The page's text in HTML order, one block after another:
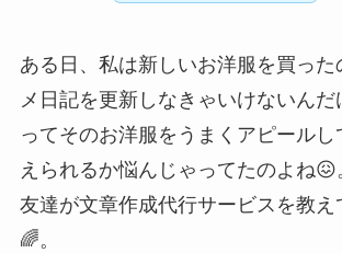
ある日、私は新しいお洋服を買った
メ日記を更新しなきゃいけないんだ
ってそのお洋服をうまくアピール
えられるか悩んじゃってたのよね😖
友達が文章作成代行サービスを教え
🌈。